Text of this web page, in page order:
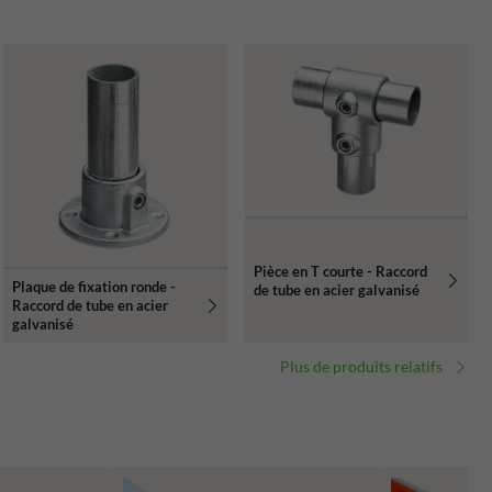
Plaque de fixation ronde -
Raccord de tube en acier
galvanisé
Pièce en T courte - Raccord
de tube en acier galvanisé
Plus de produits relatifs